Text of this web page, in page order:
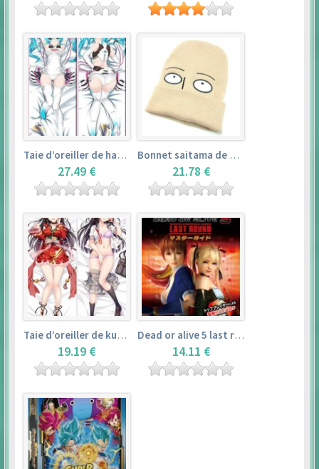
Taie d’oreiller de hatsune miku (150cm×50cm) – vocaloid
27.49 €
Bonnet saitama de one punch man
21.78 €
Taie d’oreiller de kurosawa dia (160x50cm) – love live! sunshine!!
19.19 €
Dead or alive 5 last round master guide
14.11 €